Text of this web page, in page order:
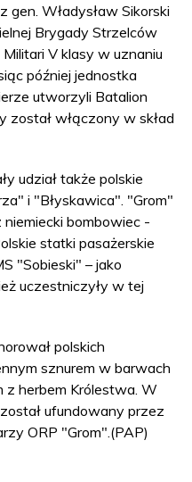
Władysław Sikorski
Brygady Strzelców
V klasy w uznaniu
później jednostka
utworzyli Batalion
został włączony w skład
udział także polskie
i "Błyskawica". "Grom"
bombowiec -
statki pasażerskie
"Sobieski" – jako
uczestniczyły w tej
polskich
sznurem w barwach
z herbem Królestwa. W
ufundowany przez
ORP "Grom".(PAP)